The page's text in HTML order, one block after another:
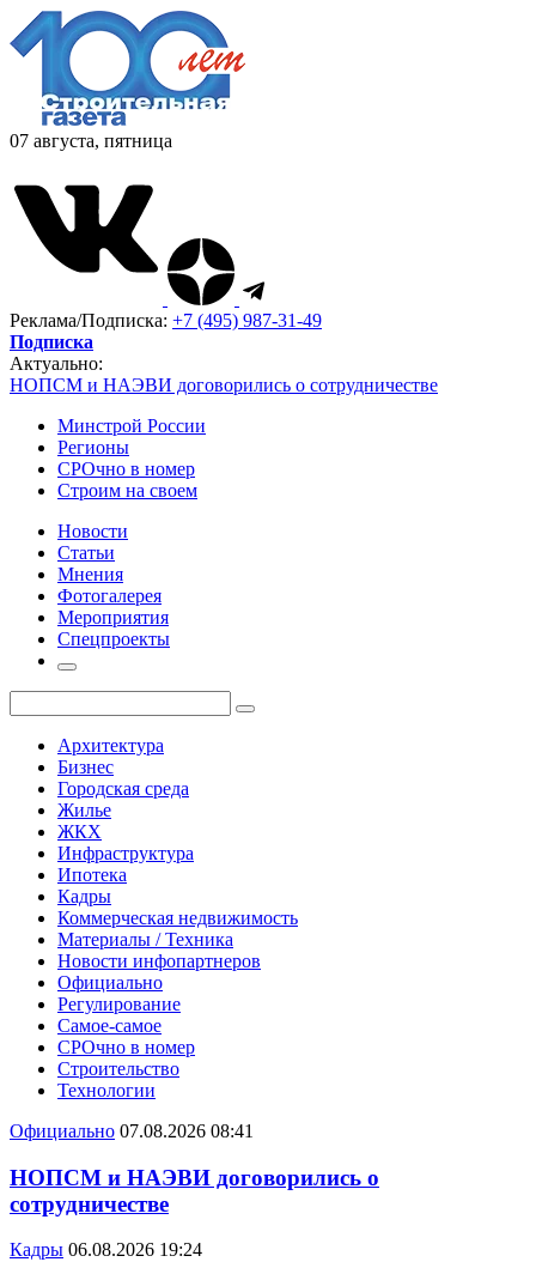
07 августа, пятница
Реклама/Подписка: +7 (495) 987-31-49
Подписка
Актуально:
НОПСМ и НАЭВИ договорились о сотрудничестве
Минстрой России
Регионы
СРОчно в номер
Строим на своем
Новости
Статьи
Мнения
Фотогалерея
Мероприятия
Спецпроекты
Архитектура
Бизнес
Городская среда
Жилье
ЖКХ
Инфраструктура
Ипотека
Кадры
Коммерческая недвижимость
Материалы / Техника
Новости инфопартнеров
Официально
Регулирование
Самое-самое
СРОчно в номер
Строительство
Технологии
Официально 07.08.2026 08:41
НОПСМ и НАЭВИ договорились о
сотрудничестве
Кадры 06.08.2026 19:24